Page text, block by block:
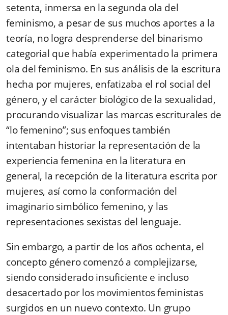
setenta, inmersa en la segunda ola del
feminismo, a pesar de sus muchos aportes a la
teoría, no logra desprenderse del binarismo
categorial que había experimentado la primera
ola del feminismo. En sus análisis de la escritura
hecha por mujeres, enfatizaba el rol social del
género, y el carácter biológico de la sexualidad,
procurando visualizar las marcas escriturales de
“lo femenino”; sus enfoques también
intentaban historiar la representación de la
experiencia femenina en la literatura en
general, la recepción de la literatura escrita por
mujeres, así como la conformación del
imaginario simbólico femenino, y las
representaciones sexistas del lenguaje.
Sin embargo, a partir de los años ochenta, el
concepto género comenzó a complejizarse,
siendo considerado insuficiente e incluso
desacertado por los movimientos feministas
surgidos en un nuevo contexto. Un grupo